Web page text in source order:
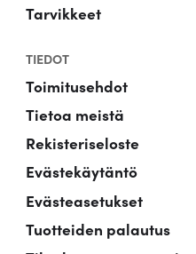
Tarvikkeet
TIEDOT
Toimitusehdot
Tietoa meistä
Rekisteriseloste
Evästekäytäntö
Evästeasetukset
Tuotteiden palautus